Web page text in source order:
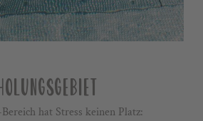
hat Stress keinen Platz: